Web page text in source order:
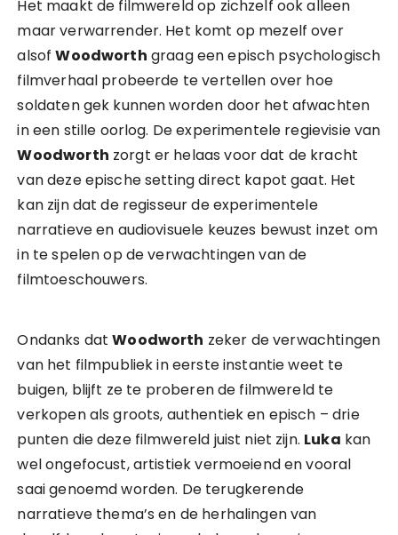
Het maakt de filmwereld op zichzelf ook alleen
maar verwarrender. Het komt op mezelf over
alsofWoodworth graag een episch psychologisch
filmverhaal probeerde te vertellen over hoe
soldaten gek kunnen worden door het afwachten
in een stille oorlog. De experimentele regievisie van
Woodworth zorgt er helaas voor dat de kracht
van deze epische setting direct kapot gaat. Het
kan zijn dat de regisseur de experimentele
narratieve en audiovisuele keuzes bewust inzet om
in te spelen op de verwachtingen van de
filmtoeschouwers.
Ondanks datWoodworth zeker de verwachtingen
van het filmpubliek in eerste instantie weet te
buigen, blijft ze te proberen de filmwereld te
verkopen als groots, authentiek en episch – drie
punten die deze filmwereld juist niet zijn. Luka kan
wel ongefocust, artistiek vermoeiend en vooral
saai genoemd worden. De terugkerende
narratieve thema’s en de herhalingen van